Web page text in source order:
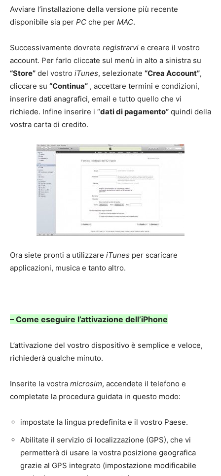
Avviare l’installazione della versione più recente
disponibile sia per PC che per MAC.
Successivamente dovrete registrarvi e creare il vostro
account. Per farlo cliccate sul menù in alto a sinistra su
“Store” del vostro iTunes, selezionate “Crea Account”,
cliccare su “Continua” , accettare termini e condizioni,
inserire dati anagrafici, email e tutto quello che vi
richiede. Infine inserire i “dati di pagamento” quindi della
vostra carta di credito.
Ora siete pronti a utilizzare iTunes per scaricare
applicazioni, musica e tanto altro.
– Come eseguire l’attivazione dell’iPhone
L’attivazione del vostro dispositivo è semplice e veloce,
richiederà qualche minuto.
Inserite la vostra microsim, accendete il telefono e
completate la procedura guidata in questo modo:
impostate la lingua predefinita e il vostro Paese.
Abilitate il servizio di localizzazione (GPS), che vi
permetterà di usare la vostra posizione geografica
grazie al GPS integrato (impostazione modificabile